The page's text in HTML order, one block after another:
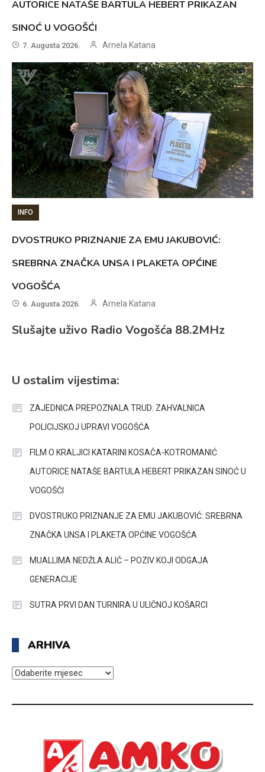
AUTORICE NATAŠE BARTULA HEBERT PRIKAZAN
SINOĆ U VOGOŠĆI
7. Augusta 2026. Arnela Katana
INFO
DVOSTRUKO PRIZNANJE ZA EMU JAKUBOVIĆ:
SREBRNA ZNAČKA UNSA I PLAKETA OPĆINE
VOGOŠĆA
6. Augusta 2026. Arnela Katana
Slušajte uživo Radio Vogošća 88.2MHz
U ostalim vijestima:
ZAJEDNICA PREPOZNALA TRUD: ZAHVALNICA
POLICIJSKOJ UPRAVI VOGOŠĆA
FILM O KRALJICI KATARINI KOSAČA-KOTROMANIĆ
AUTORICE NATAŠE BARTULA HEBERT PRIKAZAN SINOĆ U
VOGOŠĆI
DVOSTRUKO PRIZNANJE ZA EMU JAKUBOVIĆ: SREBRNA
ZNAČKA UNSA I PLAKETA OPĆINE VOGOŠĆA
MUALLIMA NEDŽLA ALIĆ – POZIV KOJI ODGAJA
GENERACIJE
SUTRA PRVI DAN TURNIRA U ULIČNOJ KOŠARCI
ARHIVA
ARHIVA